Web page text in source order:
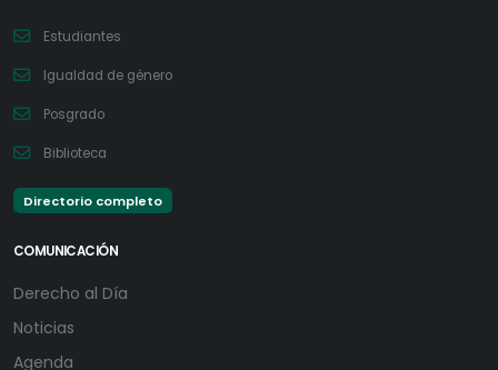
Estudiantes
Igualdad de género
Posgrado
Biblioteca
Directorio completo
COMUNICACIÓN
Derecho al Día
Noticias
Agenda